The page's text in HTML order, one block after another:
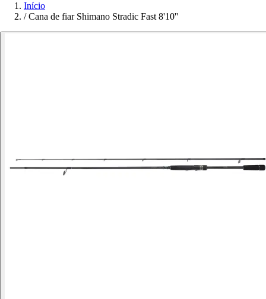
Início
/ Cana de fiar Shimano Stradic Fast 8'10''